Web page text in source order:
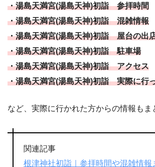
・湯島天満宮(湯島天神)初詣 参拝時間
・湯島天満宮(湯島天神)初詣 混雑情報
・湯島天満宮(湯島天神)初詣 屋台の出
・湯島天満宮(湯島天神)初詣 駐車場
・湯島天満宮(湯島天神)初詣 アクセス
・湯島天満宮(湯島天神)初詣 実際に行
など、実際に行かれた方からの情報もま
関連記事
根津神社初詣｜参拝時間や混雑情報